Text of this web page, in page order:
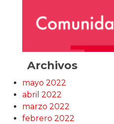
Archivos
mayo 2022
abril 2022
marzo 2022
febrero 2022